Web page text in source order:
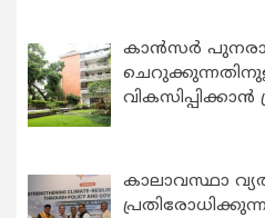
കാന്‍സര്‍
കാലാവസ്ഥാ